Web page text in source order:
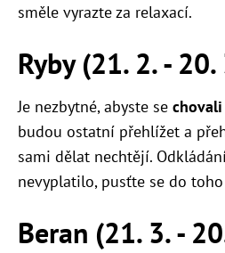
směle vyrazte za relaxací.
Ryby (21. 2. - 20.
Je nezbytné, abyste se
budou ostatní přehlížet a
sami dělat nechtějí.
nevyplatilo, pusťte se do
Beran (21. 3. -